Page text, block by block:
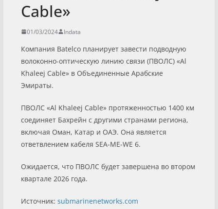
Cable»
01/03/2024 Indata
Компания Batelco планирует завести подводную
волоконно-оптическую линию связи (ПВОЛС) «Al
Khaleej Cable» в Объединенные Арабские
Эмираты.
ПВОЛС «Al Khaleej Cable» протяженностью 1400 км
соединяет Бахрейн с другими странами региона,
включая Оман, Катар и ОАЭ. Она является
ответвлением кабеля SEA-ME-WE 6.
Ожидается, что ПВОЛС будет завершена во втором
квартале 2026 года.
Источник: submarinenetworks.com